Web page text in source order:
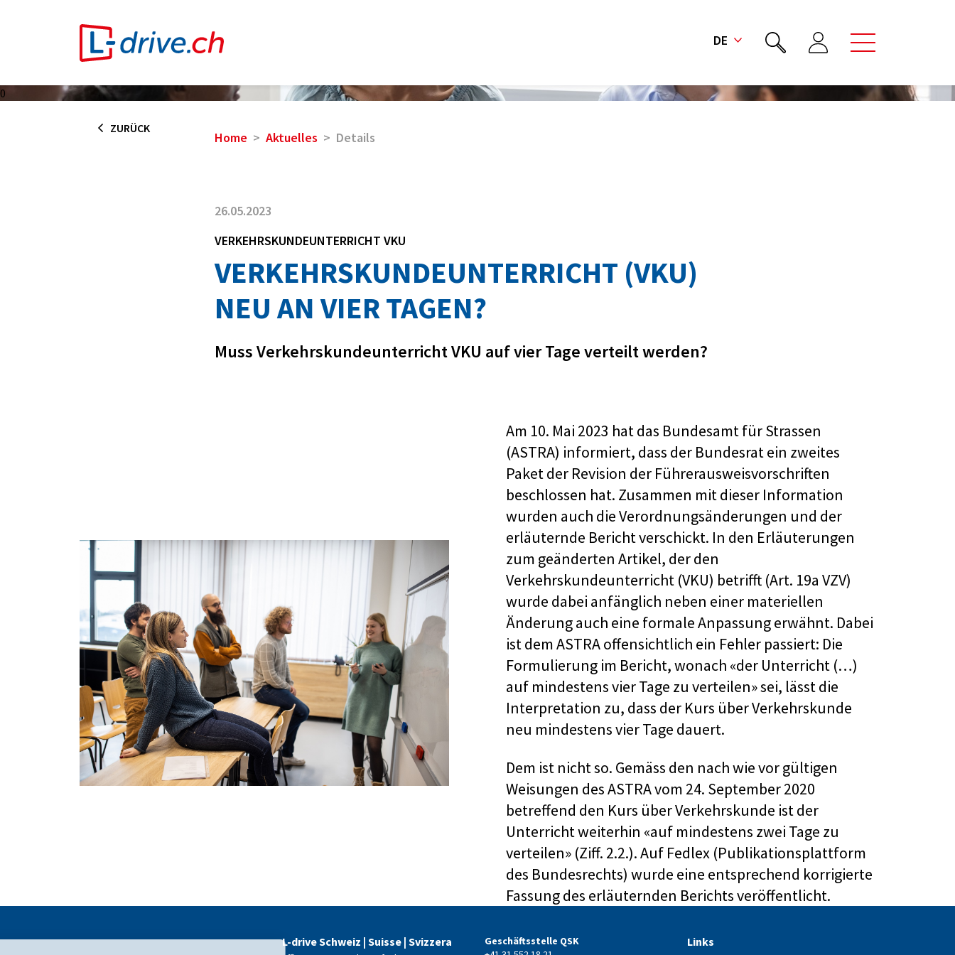
DE
ZURÜCK
0
Home Aktuelles Details
26.05.2023
VERKEHRSKUNDEUNTERRICHT VKU
VERKEHRSKUNDEUNTERRICHT (VKU)
NEU AN VIER TAGEN?
Muss Verkehrskundeunterricht VKU auf vier Tage verteilt werden?
Am 10. Mai 2023 hat das Bundesamt für Strassen
(ASTRA) informiert, dass der Bundesrat ein zweites
Paket der Revision der Führerausweisvorschriften
beschlossen hat. Zusammen mit dieser Information
wurden auch die Verordnungsänderungen und der
erläuternde Bericht verschickt. In den Erläuterungen
zum geänderten Artikel, der den
Verkehrskundeunterricht (VKU) betrifft (Art. 19a VZV)
wurde dabei anfänglich neben einer materiellen
Änderung auch eine formale Anpassung erwähnt. Dabei
ist dem ASTRA offensichtlich ein Fehler passiert: Die
Formulierung im Bericht, wonach «der Unterricht (…)
auf mindestens vier Tage zu verteilen» sei, lässt die
Interpretation zu, dass der Kurs über Verkehrskunde
neu mindestens vier Tage dauert.
Dem ist nicht so. Gemäss den nach wie vor gültigen
Weisungen des ASTRA vom 24. September 2020
betreffend den Kurs über Verkehrskunde ist der
Unterricht weiterhin «auf mindestens zwei Tage zu
verteilen» (Ziff. 2.2.). Auf Fedlex (Publikationsplattform
des Bundesrechts) wurde eine entsprechend korrigierte
Fassung des erläuternden Berichts veröffentlicht.
L-drive Schweiz | Suisse | Svizzera
Geschäftsstelle QSK
Links